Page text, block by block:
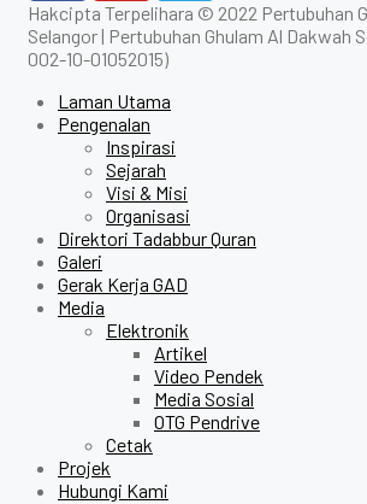
Hakcipta Terpelihara © 2022 Pertubuhan
Selangor | Pertubuhan Ghulam Al Dakwah
002-10-01052015)
Laman Utama
Pengenalan
Inspirasi
Sejarah
Visi & Misi
Organisasi
Direktori Tadabbur Quran
Galeri
Gerak Kerja GAD
Media
Elektronik
Artikel
Video Pendek
Media Sosial
OTG Pendrive
Cetak
Projek
Hubungi Kami